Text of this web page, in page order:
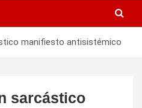
manifiesto antisistémico
sarcástico